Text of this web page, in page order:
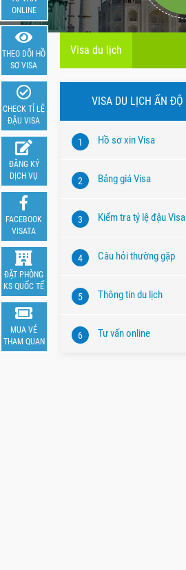
Visa du lịch
VISA DU LỊCH ẤN ĐỘ
1 Hồ sơ xin Visa
2 Bảng giá Visa
3 Kiểm tra tỷ lệ đậu Visa
4 Câu hỏi thường gặp
5 Thông tin du lịch
6 Tư vấn online
ONLINE
THEO DÕI HỒ
SƠ VISA
CHECK TỈ LỆ
ĐẬU VISA
ĐĂNG KÝ
DỊCH VỤ
FACEBOOK
VISATA
ĐẶT PHÒNG
KS QUỐC TẾ
MUA VÉ
THAM QUAN